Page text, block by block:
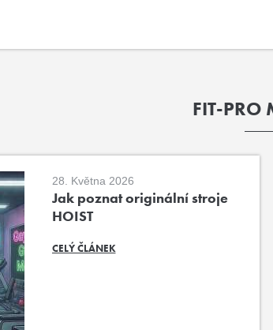
FIT-PRO
28. Května 2026
Jak poznat originální stroje
HOIST
CELÝ ČLÁNEK